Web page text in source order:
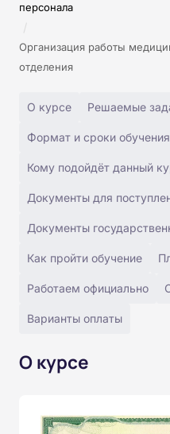
персонала
/
Организация работы
отделения
О курсе Решаемые
Формат и сроки обучения
Кому подойдёт данный
Документы для
Документы
Как пройти обучение
Работаем официально
Варианты оплаты
О курсе